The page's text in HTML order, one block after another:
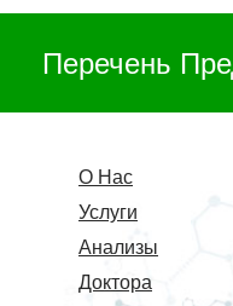
Перечень
О Нас
Услуги
Анализы
Доктора